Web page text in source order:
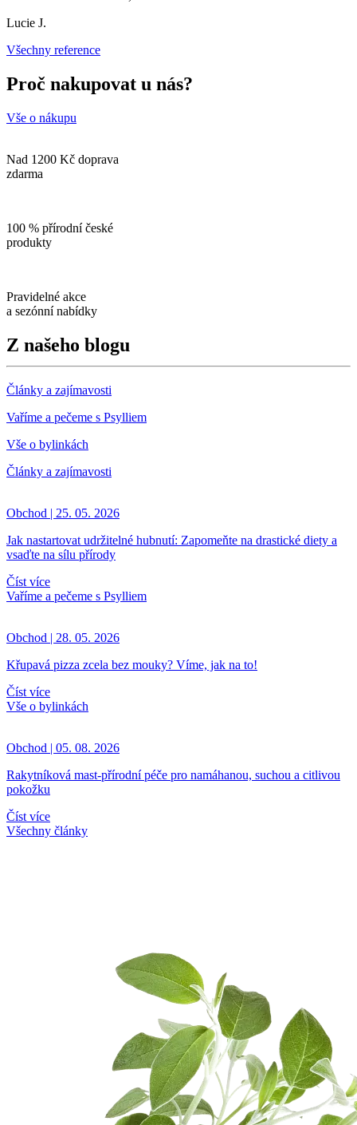
Lucie J.
Všechny reference
Proč nakupovat u nás?
Vše o nákupu
Nad 1200 Kč doprava
zdarma
100 % přírodní české
produkty
Pravidelné akce
a sezónní nabídky
Z našeho blogu
Články a zajímavosti
Vaříme a pečeme s Psylliem
Vše o bylinkách
Články a zajímavosti
Obchod | 25. 05. 2026
Jak nastartovat udržitelné hubnutí: Zapomeňte na drastické diety a
vsaďte na sílu přírody
Číst více
Vaříme a pečeme s Psylliem
Obchod | 28. 05. 2026
Křupavá pizza zcela bez mouky? Víme, jak na to!
Číst více
Vše o bylinkách
Obchod | 05. 08. 2026
Rakytníková mast-přírodní péče pro namáhanou, suchou a citlivou
pokožku
Číst více
Všechny články